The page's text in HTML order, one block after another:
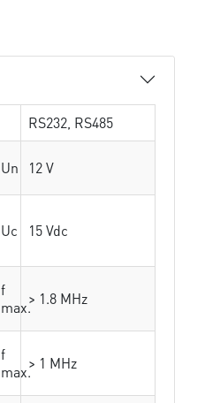
RS232, RS485
Un 12 V
Uc 15 Vdc
f
max.> 1.8 MHz
f
max.> 1 MHz